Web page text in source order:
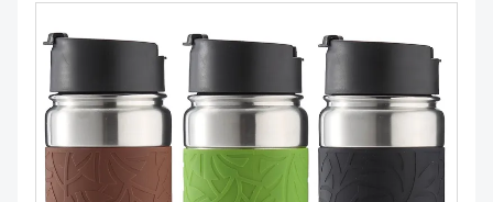
PRODUITS
NOUVELLES
CAS